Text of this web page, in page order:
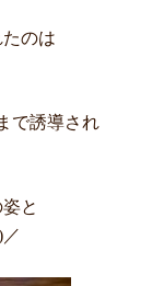
のは
で誘導され
と